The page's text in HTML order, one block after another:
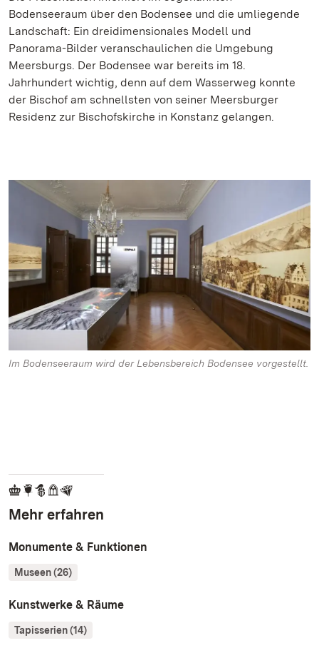
Bodenseeraum über den Bodensee und die umliegende
Landschaft: Ein dreidimensionales Modell und
Panorama-Bilder veranschaulichen die Umgebung
Meersburgs. Der Bodensee war bereits im 18.
Jahrhundert wichtig, denn auf dem Wasserweg konnte
der Bischof am schnellsten von seiner Meersburger
Residenz zur Bischofskirche in Konstanz gelangen.
Im Bodenseeraum wird der Lebensbereich Bodensee vorgestellt.
Mehr erfahren
Monumente & Funktionen
Museen (26)
Kunstwerke & Räume
Tapisserien (14)